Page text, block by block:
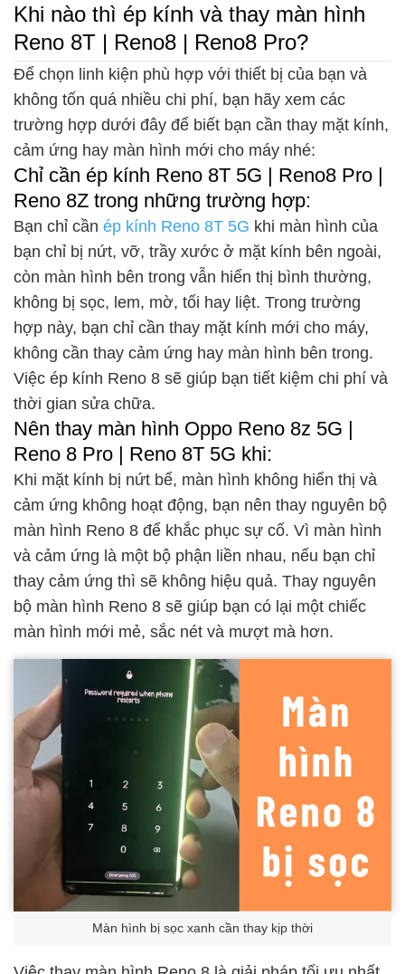
Khi nào thì ép kính và thay màn hình
Reno 8T | Reno8 | Reno8 Pro?
Để chọn linh kiện phù hợp với thiết bị của bạn và
không tốn quá nhiều chi phí, bạn hãy xem các
trường hợp dưới đây để biết bạn cần thay mặt kính,
cảm ứng hay màn hình mới cho máy nhé:
Chỉ cần ép kính Reno 8T 5G | Reno8 Pro |
Reno 8Z trong những trường hợp:
Bạn chỉ cần ép kính Reno 8T 5G khi màn hình của
bạn chỉ bị nứt, vỡ, trầy xước ở mặt kính bên ngoài,
còn màn hình bên trong vẫn hiển thị bình thường,
không bị sọc, lem, mờ, tối hay liệt. Trong trường
hợp này, bạn chỉ cần thay mặt kính mới cho máy,
không cần thay cảm ứng hay màn hình bên trong.
Việc ép kính Reno 8 sẽ giúp bạn tiết kiệm chi phí và
thời gian sửa chữa.
Nên thay màn hình Oppo Reno 8z 5G |
Reno 8 Pro | Reno 8T 5G khi:
Khi mặt kính bị nứt bể, màn hình không hiển thị và
cảm ứng không hoạt động, bạn nên thay nguyên bộ
màn hình Reno 8 để khắc phục sự cố. Vì màn hình
và cảm ứng là một bộ phận liền nhau, nếu bạn chỉ
thay cảm ứng thì sẽ không hiệu quả. Thay nguyên
bộ màn hình Reno 8 sẽ giúp bạn có lại một chiếc
màn hình mới mẻ, sắc nét và mượt mà hơn.
Màn hình bị sọc xanh cần thay kịp thời